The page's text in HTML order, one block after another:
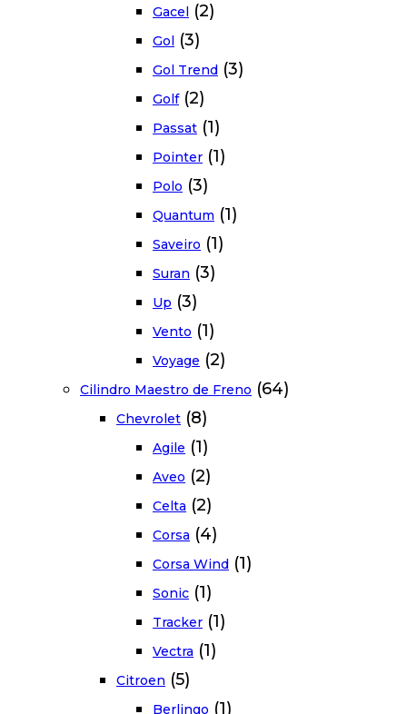
Gacel (2)
Gol (3)
Gol Trend (3)
Golf (2)
Passat (1)
Pointer (1)
Polo (3)
Quantum (1)
Saveiro (1)
Suran (3)
Up (3)
Vento (1)
Voyage (2)
Cilindro Maestro de Freno (64)
Chevrolet (8)
Agile (1)
Aveo (2)
Celta (2)
Corsa (4)
Corsa Wind (1)
Sonic (1)
Tracker (1)
Vectra (1)
Citroen (5)
Berlingo (1)